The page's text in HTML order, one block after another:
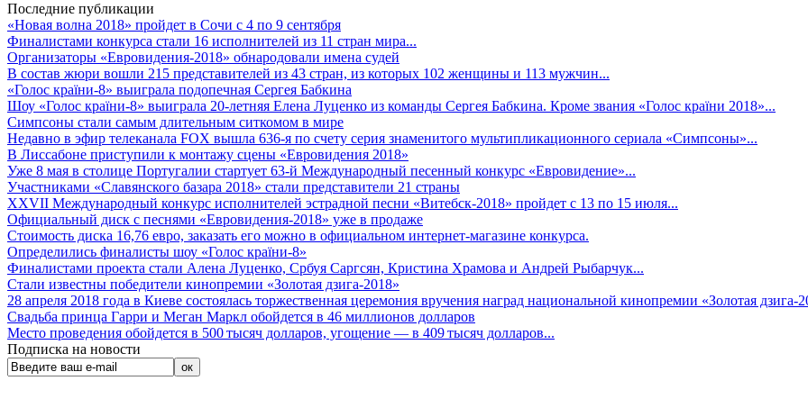
Последние публикации
«Новая волна 2018» пройдет в Сочи с 4 по 9 сентября
Финалистами конкурса стали 16 исполнителей из 11 стран мира...
Организаторы «Евровидения-2018» обнародовали имена судей
В состав жюри вошли 215 представителей из 43 стран, из которых 102 женщины и 113 мужчин...
«Голос країни-8» выиграла подопечная Сергея Бабкина
Шоу «Голос країни-8» выиграла 20-летняя Елена Луценко из команды Сергея Бабкина. Кроме звания «Голос країни 2018»...
Симпсоны стали самым длительным ситкомом в мире
Недавно в эфир телеканала FOX вышла 636-я по счету серия знаменитого мультипликационного сериала «Симпсоны»...
В Лиссабоне приступили к монтажу сцены «Евровидения 2018»
Уже 8 мая в столице Португалии стартует 63-й Международный песенный конкурс «Евровидение»...
Участниками «Славянского базара 2018» стали представители 21 страны
XXVII Международный конкурс исполнителей эстрадной песни «Витебск-2018» пройдет с 13 по 15 июля...
Официальный диск с песнями «Евровидения-2018» уже в продаже
Стоимость диска 16,76 евро, заказать его можно в официальном интернет-магазине конкурса.
Определились финалисты шоу «Голос країни-8»
Финалистами проекта стали Алена Луценко, Србуя Саргсян, Кристина Храмова и Андрей Рыбарчук...
Стали известны победители кинопремии «Золотая дзига-2018»
28 апреля 2018 года в Киеве состоялась торжественная церемония вручения наград национальной кинопремии «Золотая дзига-
Свадьба принца Гарри и Меган Маркл обойдется в 46 миллионов долларов
Место проведения обойдется в 500 тысяч долларов, угощение — в 409 тысяч долларов...
Подписка на новости